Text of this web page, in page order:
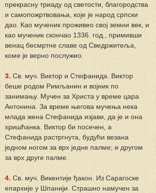
прекрасну триаду од светости, благородства
и самопожртвовања, које је народ српски
дао. Као мученик проживео свој земни век, и
као мученик скончао 1336. год., примивши
венац бесмртне славе од Сведржитеља,
коме је верно послужио.
3. Св. муч. Виктор и Стефанида. Виктор
беше родом Римљанин и војник по
занимању. Мучен за Христа у време цара
Антонина. За време његова мучења нека
млада жена Стефанида изјави, да је и она
хришћанка. Виктор би посечен, а
Стефанида растргнута, будући везана
једном ногом за врх једне палме; и другом
за врх друге палме.
4. Св. муч. Викентије ђакон. Из Сарагоске
епархије у Шпанији. Страшно намучен за